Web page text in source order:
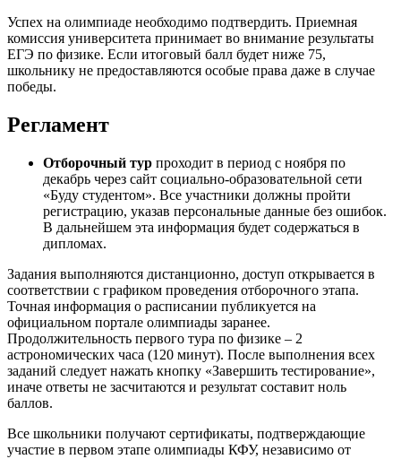
Успех на олимпиаде необходимо подтвердить. Приемная
комиссия университета принимает во внимание результаты
ЕГЭ по физике. Если итоговый балл будет ниже 75,
школьнику не предоставляются особые права даже в случае
победы.
Регламент
Отборочный тур проходит в период с ноября по
декабрь через сайт социально-образовательной сети
«Буду студентом». Все участники должны пройти
регистрацию, указав персональные данные без ошибок.
В дальнейшем эта информация будет содержаться в
дипломах.
Задания выполняются дистанционно, доступ открывается в
соответствии с графиком проведения отборочного этапа.
Точная информация о расписании публикуется на
официальном портале олимпиады заранее.
Продолжительность первого тура по физике – 2
астрономических часа (120 минут). После выполнения всех
заданий следует нажать кнопку «Завершить тестирование»,
иначе ответы не засчитаются и результат составит ноль
баллов.
Все школьники получают сертификаты, подтверждающие
участие в первом этапе олимпиады КФУ, независимо от